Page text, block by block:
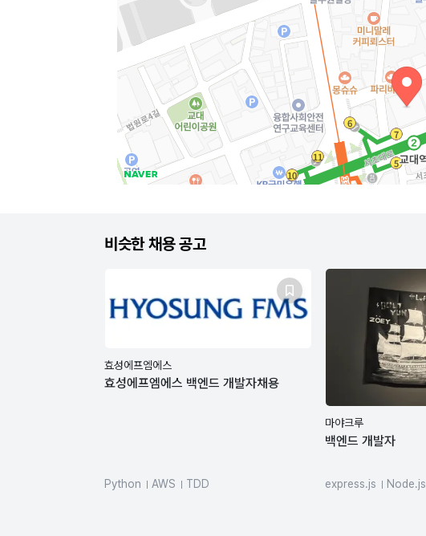
비슷한 채용 공고
효성에프엠에스
효성에프엠에스 백엔드 개발자채용
Python AWS TDD
마야크루
백엔드 개발자
express.js Node.js